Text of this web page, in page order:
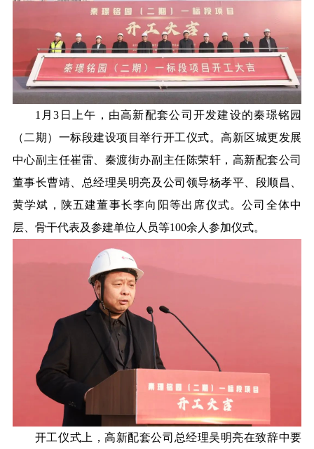
1月3日上午，由高新配套公司开发建设的秦璟铭园
（二期）一标段建设项目举行开工仪式。高新区城更发展
中心副主任崔雷、秦渡街办副主任陈荣轩，高新配套公司
董事长曹靖、总经理吴明亮及公司领导杨孝平、段顺昌、
黄学斌，陕五建董事长李向阳等出席仪式。公司全体中
层、骨干代表及参建单位人员等100余人参加仪式。
开工仪式上，高新配套公司总经理吴明亮在致辞中要